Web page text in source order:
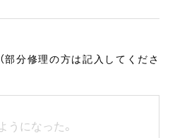
（部分修理の方は記入してくださ